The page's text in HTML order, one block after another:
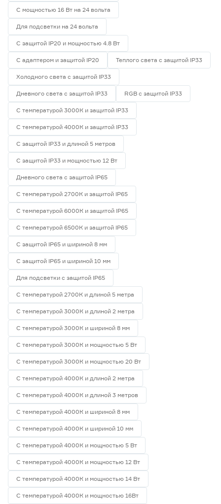
С мощностью 16 Вт на 24 вольта
Для подсветки на 24 вольта
С защитой IP20 и мощностью 4.8 Вт
С адаптером и защитой IP20 Теплого света с защитой IP33
Холодного света с защитой IP33
Дневного света с защитой IP33 RGB с защитой IP33
С температурой 3000К и защитой IP33
С температурой 4000К и защитой IP33
С защитой IP33 и длиной 5 метров
С защитой IP33 и мощностью 12 Вт
Дневного света с защитой IP65
С температурой 2700К и защитой IP65
С температурой 6000К и защитой IP65
С температурой 6500К и защитой IP65
С защитой IP65 и шириной 8 мм
С защитой IP65 и шириной 10 мм
Для подсветки с защитой IP65
С температурой 2700К и длиной 5 метра
С температурой 3000К и длиной 2 метра
С температурой 3000К и шириной 8 мм
С температурой 3000К и мощностью 5 Вт
С температурой 3000К и мощностью 20 Вт
С температурой 4000К и длиной 2 метра
С температурой 4000К и длиной 3 метров
С температурой 4000К и шириной 8 мм
С температурой 4000К и шириной 10 мм
С температурой 4000К и мощностью 5 Вт
С температурой 4000К и мощностью 12 Вт
С температурой 4000К и мощностью 14 Вт
С температурой 4000К и мощностью 16Вт